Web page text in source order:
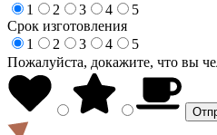
1
2 3 4
5
Срок изготовления
1
2 3 4
5
Пожалуйста, докажите, что вы